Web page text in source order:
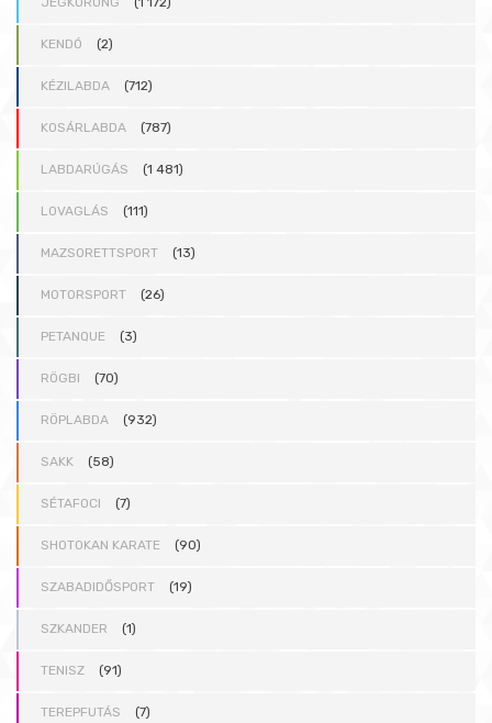
KENDÓ (2)
KÉZILABDA (712)
KOSÁRLABDA (787)
LABDARÚGÁS (1 481)
LOVAGLÁS (111)
MAZSORETTSPORT (13)
MOTORSPORT (26)
PETANQUE (3)
RÖGBI (70)
RÖPLABDA (932)
SAKK (58)
SÉTAFOCI (7)
SHOTOKAN KARATE (90)
SZABADIDŐSPORT (19)
SZKANDER (1)
TENISZ (91)
TEREPFUTÁS (7)